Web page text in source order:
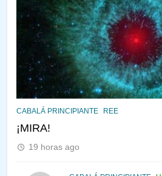
CABALÁ PRINCIPIANTE REE
¡MIRA!
19 horas ago
¿QUIÉN ES
VE LO QUE
PENSAMIENTO
145
CABALÁ Y
CONSEJO